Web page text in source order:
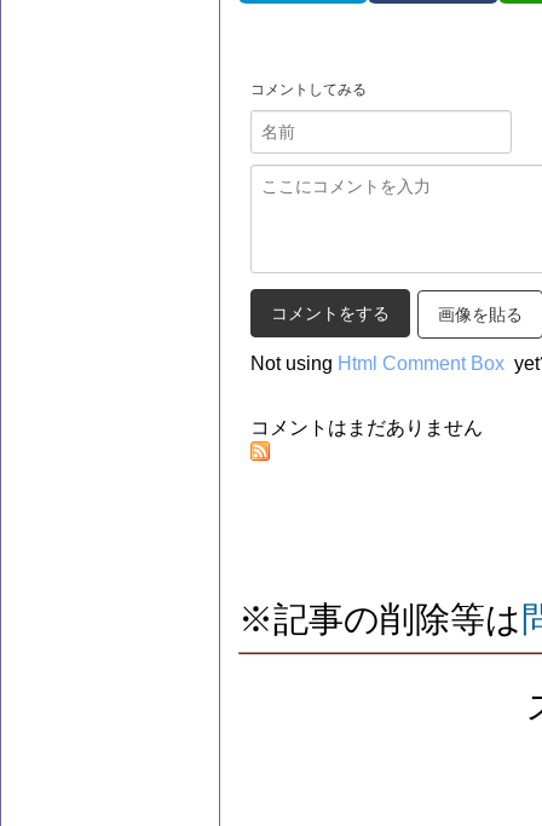
コメントしてみる
画像を貼る
Not using Html Comment Box
コメントはまだありません
※記事の削除等は